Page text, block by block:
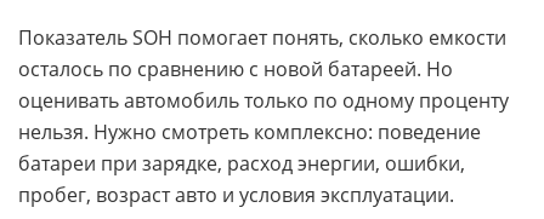
Показатель SOH помогает понять, сколько емкости
осталось по сравнению с новой батареей. Но
оценивать автомобиль только по одному проценту
нельзя. Нужно смотреть комплексно: поведение
батареи при зарядке, расход энергии, ошибки,
пробег, возраст авто и условия эксплуатации.